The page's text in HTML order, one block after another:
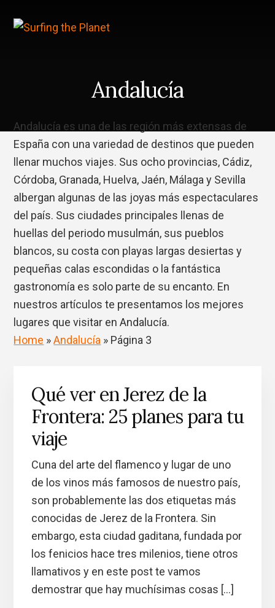
content
Andalucía
Andalucía es una de las región más extensas de
España con una variedad de destinos que pueden
llenar muchos viajes. Sus ocho provincias, Cádiz,
Córdoba, Granada, Huelva, Jaén, Málaga y Sevilla
albergan algunas de las joyas más espectaculares
del país. Sus ciudades principales llenas de
huellas del periodo musulmán, sus pueblos
blancos, su costa con playas largas desiertas y
pequeñas calas escondidas o la fantástica
gastronomía es solo parte de su encanto. En
nuestros artículos te presentamos los mejores
lugares que visitar en Andalucía.
Home »Andalucía » Página 3
Qué ver en Jerez de la
Frontera: 25 planes para tu
viaje
Cuna del arte del flamenco y lugar de uno
de los vinos más famosos de nuestro país,
son probablemente las dos etiquetas más
conocidas de Jerez de la Frontera. Sin
embargo, esta ciudad gaditana, fundada por
los fenicios hace tres milenios, tiene otros
llamativos y en este post te vamos
demostrar que hay muchísimas cosas […]